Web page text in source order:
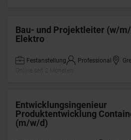
Bau- und Projektleiter (w/m/
Elektro
Festanstellung Professional
Entwicklungsingenieur
Produktentwicklung
(m/w/d)